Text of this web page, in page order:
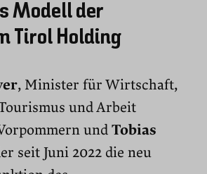
Modell der
Tirol Holding
, Minister für Wirtschaft,
und Arbeit
und Tobias
seit Juni 2022 die neu